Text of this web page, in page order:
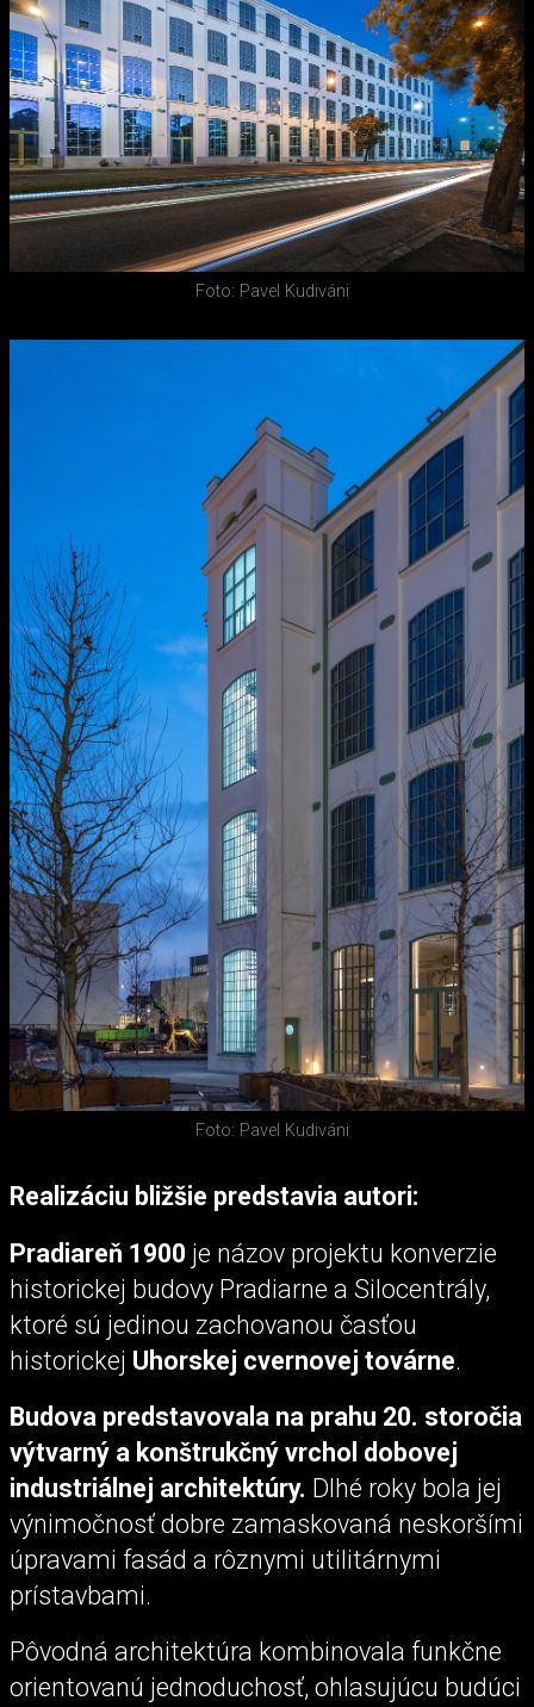
Foto: Pavel Kudiváni
Foto: Pavel Kudiváni
Realizáciu bližšie predstavia autori:
Pradiareň 1900 je názov projektu konverzie
historickej budovy Pradiarne a Silocentrály,
ktoré sú jedinou zachovanou časťou
historickej Uhorskej cvernovej továrne.
Budova predstavovala na prahu 20. storočia
výtvarný a konštrukčný vrchol dobovej
industriálnej architektúry. Dlhé roky bola jej
výnimočnosť dobre zamaskovaná neskoršími
úpravami fasád a rôznymi utilitárnymi
prístavbami.
Pôvodná architektúra kombinovala funkčne
orientovanú jednoduchosť, ohlasujúcu budúci